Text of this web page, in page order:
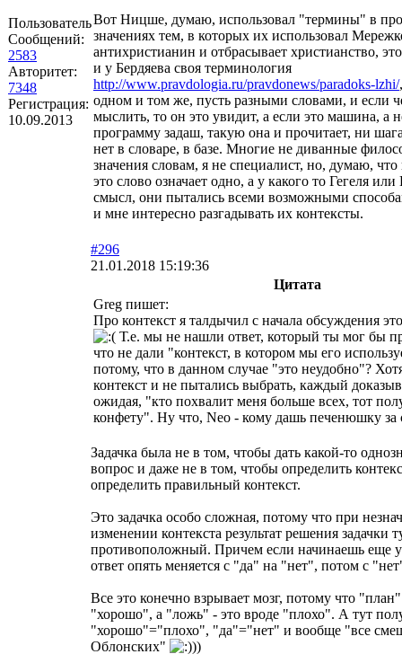
Пользователь
Сообщений:
2583
Авторитет:
7348
Регистрация:
10.09.2013
Вот Ницше, думаю, использовал "термины" в
значениях тем, в которых их использовал
антихристианин и отбрасывает христианство,
и у Бердяева своя терминология
http://www.pravdologia.ru/pravdonews/paradoks-lzhi/
одном и том же, пусть разными словами, и если
мыслить, то он это увидит, а если это машина, а
программу задаш, такую она и прочитает, ни
нет в словаре, в базе. Многие не диванные
значения словам, я не специалист, но, думаю,
это слово означает одно, а у какого то Гегеля
смысл, они пытались всеми возможными
и мне интересно разгадывать их контексты.
#296
21.01.2018 15:19:36
Цитата
Greg пишет:
Про контекст я талдычил с начала обсуждения
Т.е. мы не нашли ответ, который ты мог бы
что не дали "контекст, в котором мы его
потому, что в данном случае "это неудобно"?
контекст и не пытались выбрать, каждый
ожидая, "кто похвалит меня больше всех, тот
конфету". Ну что, Neo - кому дашь печенюшку за
Задачка была не в том, чтобы дать какой-то
вопрос и даже не в том, чтобы определить
определить правильный контекст.
Это задачка особо сложная, потому что при
изменении контекста результат решения задачки
противоположный. Причем если начинаешь еще
ответ опять меняется с "да" на "нет", потом с
Все это конечно взрывает мозг, потому что
"хорошо", а "ложь" - это вроде "плохо". А тут
"хорошо"="плохо", "да"="нет" и вообще "все
Облонских"
))